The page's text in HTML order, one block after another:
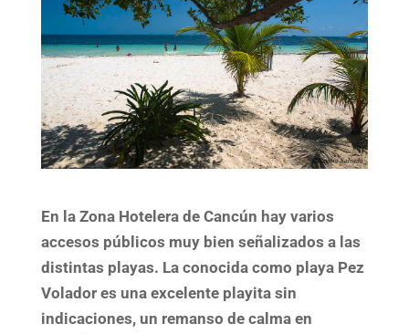
En la Zona Hotelera de Cancún hay varios
accesos públicos muy bien señalizados a las
distintas playas. La conocida como playa Pez
Volador es una excelente playita sin
indicaciones, un remanso de calma en